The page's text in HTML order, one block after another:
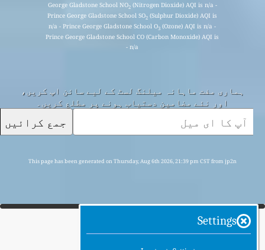
George Gladstone School NO 2(Nitrogen Dioxide) AQI is n/a -
Prince George Gladstone School SO 2(Sulphur Dioxide) AQI is
n/a - Prince George Gladstone School O 3(Ozone) AQI is n/a -
Prince George Gladstone School CO (Carbon Monoxide) AQI is
n/a -
ہماری مفت ماہانہ میلنگ لسٹ کے لیے سائن اپ کریں،
اور نئے مضامین دستیاب ہونے پر مطلع کریں۔
جمع کرائیں
This page has been generated on Thursday, Aug 6th 2026, 21:39 pm CST from jp2n
Settings